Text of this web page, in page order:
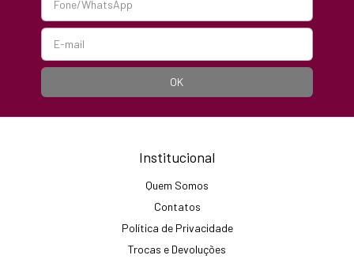
Institucional
Quem Somos
Contatos
Política de Privacidade
Trocas e Devoluções